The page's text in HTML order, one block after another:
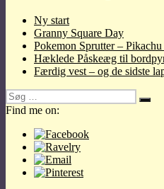
Ny start
Granny Square Day
Pokemon Sprutter –
Hæklede Påskeæg til
Færdig vest – og de sidste
Søg
efter:
Søg
Find me on: